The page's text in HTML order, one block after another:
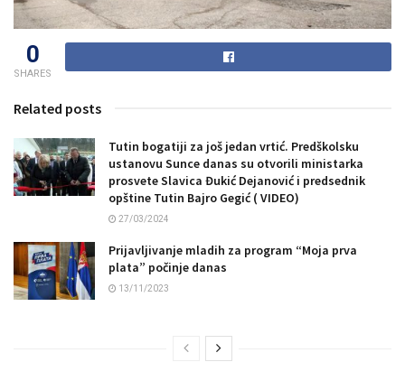
0
SHARES
Related posts
Tutin bogatiji za još jedan vrtić. Predškolsku
ustanovu Sunce danas su otvorili ministarka
prosvete Slavica Đukić Dejanović i predsednik
opštine Tutin Bajro Gegić ( VIDEO)
27/03/2024
Prijavljivanje mladih za program “Moja prva
plata” počinje danas
13/11/2023